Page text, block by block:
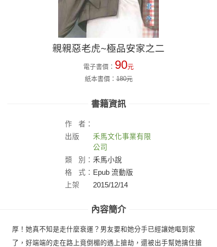
親親惡老虎~極品安家之二
電子書價： 90元
紙本書價：180元
書籍資訊
作
者：
出版
禾馬文化事業有限
公司
類
別： 禾馬小說
格
式： Epub 流動版
上架
2015/12/14
內容簡介
厚！她真不知是走什麼衰運？男友要和她分手已經讓她嘔到家
了，好端端的走在路上竟倒楣的遇上搶劫，還被出手幫她擒住搶